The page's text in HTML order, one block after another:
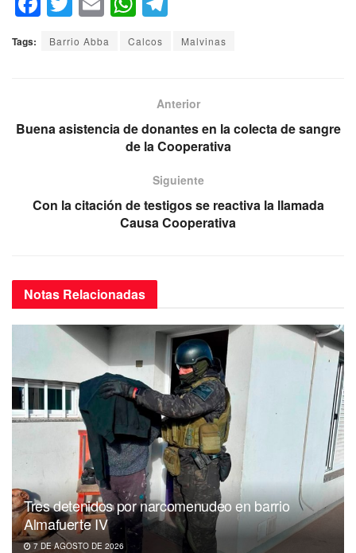
a
c
o
wi
tt ail
h
at
p
p
el
e
a
m
Tags: Barrio Abba Calcos Malvinas
Anterior
Buena asistencia de donantes en la colecta de sangre
de la Cooperativa
Siguiente
Con la citación de testigos se reactiva la llamada
Causa Cooperativa
Notas Relacionadas
Tres detenidos por narcomenudeo en barrio
Almafuerte IV
7 DE AGOSTO DE 2026